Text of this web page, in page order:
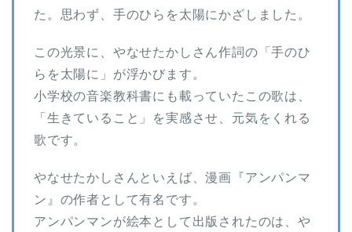
た。思わず、手のひらを太陽にかざしました。
この光景に、やなせたかしさん作詞の「手のひ
らを太陽に」が浮かびます。
小学校の音楽教科書にも載っていたこの歌は、
「生きていること」を実感させ、元気をくれる
歌です。
やなせたかしさんといえば、漫画『アンパンマ
ン』の作者として有名です。
アンパンマンが絵本として出版されたのは、や